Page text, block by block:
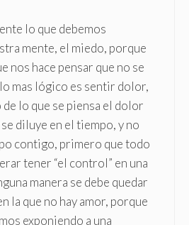
lo que debemos
mente, el miedo, porque
nos hace pensar que no se
mas lógico es sentir dolor,
lo que se piensa el dolor
diluye en el tiempo, y no
contigo, primero que todo
tener “el control” en una
manera se debe quedar
la que no hay amor, porque
exponiendo a una